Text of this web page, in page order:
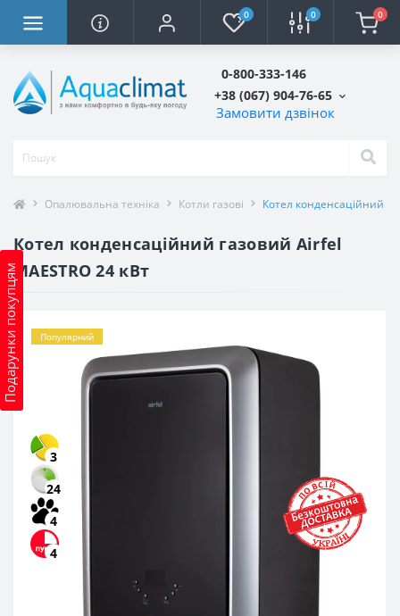
0 0 0
0-800-333-146
+38 (067) 904-76-65
Замовити дзвінок
Подарунки покупцям
Опалювальна техніка Котли газові Котел конденсаційний
Котел конденсаційний газовий Airfel
MAESTRO 24 кВт
Популярний
3
24
4
4